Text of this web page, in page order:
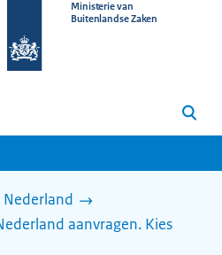
Ministerie van
Buitenlandse Zaken
Zoeken
aanvragen. Kies